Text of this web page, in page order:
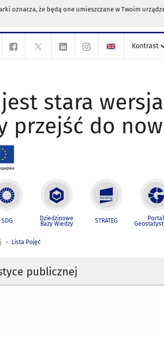
oznacza, że będą one umieszczane w Twoim
Kontrast
stara
przejść do
SDG Dziedzinowe
Bazy Wiedzy STRATEG Portal
Lista Pojęć
publicznej